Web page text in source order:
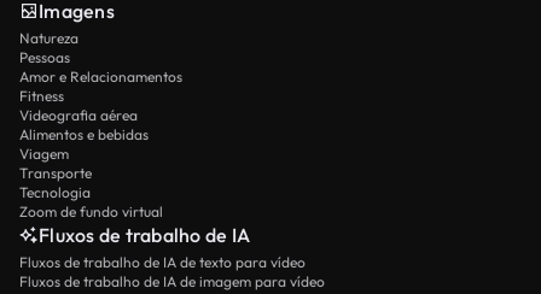
Imagens
Natureza
Pessoas
Amor e Relacionamentos
Fitness
Videografia aérea
Alimentos e bebidas
Viagem
Transporte
Tecnologia
Zoom de fundo virtual
Fluxos de trabalho de IA
Fluxos de trabalho de IA de texto para vídeo
Fluxos de trabalho de IA de imagem para vídeo